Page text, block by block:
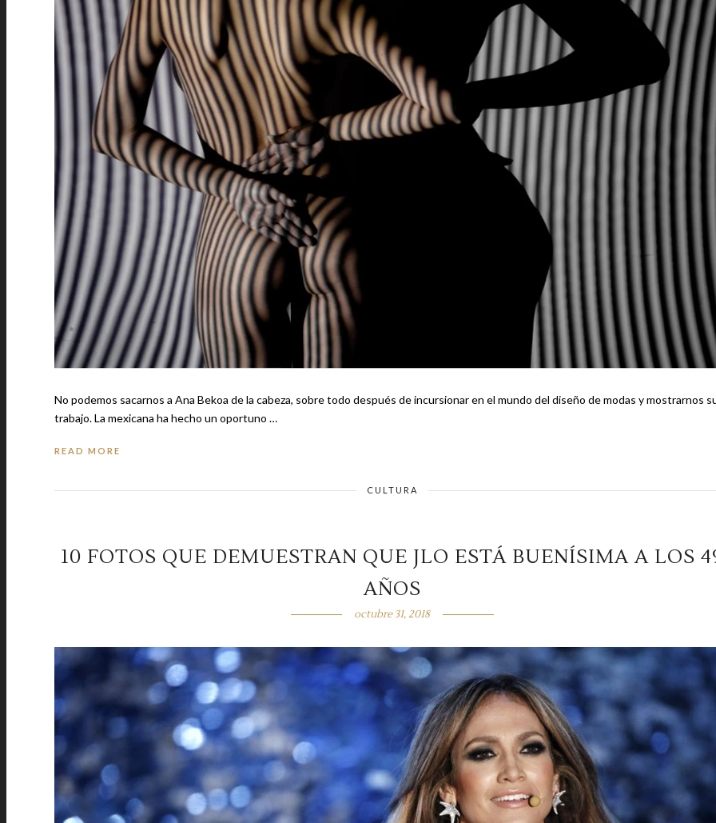
No podemos sacarnos a Ana Bekoa de la cabeza, sobre todo después de incursionar en el mundo del diseño de modas y mostrarnos
trabajo. La mexicana ha hecho un oportuno …
READ MORE
CULTURA
10 FOTOS QUE DEMUESTRAN QUE JLO ESTÁ BUENÍSIMA A LOS
AÑOS
octubre 31, 2018